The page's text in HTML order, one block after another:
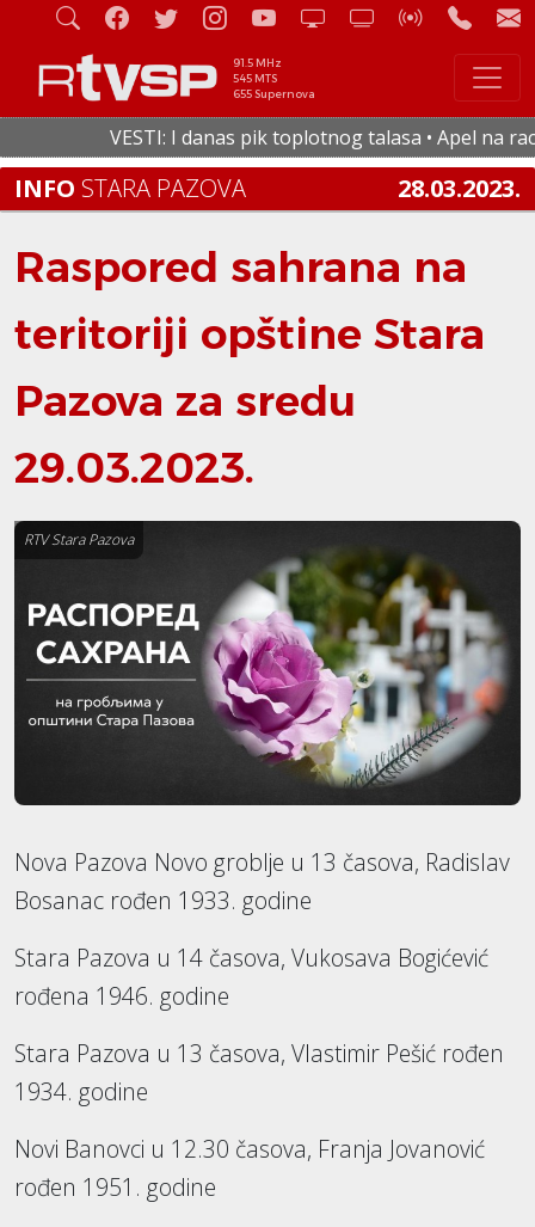
91.5 MHz
545 MTS
655 Supernova
VESTI: I danas pik toplotnog talasa • Apel na
INFO STARA PAZOVA 28.03.2023.
Raspored sahrana na
teritoriji opštine Stara
Pazova za sredu
29.03.2023.
RTV Stara Pazova
Nova Pazova Novo groblje u 13 časova, Radislav
Bosanac rođen 1933. godine
Stara Pazova u 14 časova, Vukosava Bogićević
rođena 1946. godine
Stara Pazova u 13 časova, Vlastimir Pešić rođen
1934. godine
Novi Banovci u 12.30 časova, Franja Jovanović
rođen 1951. godine